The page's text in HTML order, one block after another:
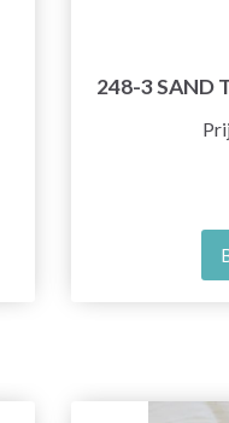
248-3 SAND